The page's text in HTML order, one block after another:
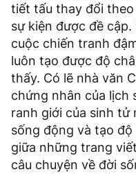
tiết tấu thay đổi
sự kiện được đề
cuộc chiến tranh
luôn tạo được độ
thấy. Có lẽ nhà văn
chứng nhân của lịch
ranh giới của sinh tử
sống động và tạo
giữa những trang
câu chuyện về đời